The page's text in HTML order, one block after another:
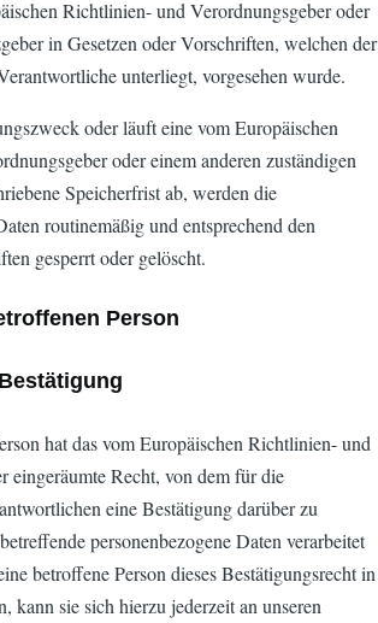
Richtlinien- und Verordnungsgeber oder
in Gesetzen oder Vorschriften, welchen der
unterliegt, vorgesehen wurde.
oder läuft eine vom Europäischen
oder einem anderen zuständigen
Speicherfrist ab, werden die
routinemäßig und entsprechend den
gesperrt oder gelöscht.
Person
hat das vom Europäischen Richtlinien- und
eingeräumte Recht, von dem für die
eine Bestätigung darüber zu
personenbezogene Daten verarbeitet
betroffene Person dieses Bestätigungsrecht in
kann sie sich hierzu jederzeit an unseren